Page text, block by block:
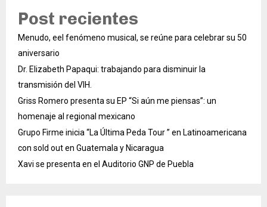
Post recientes
Menudo, eel fenómeno musical, se reúne para celebrar su 50
aniversario
Dr. Elizabeth Papaqui: trabajando para disminuir la
transmisión del VIH.
Griss Romero presenta su EP “Si aún me piensas”: un
homenaje al regional mexicano
Grupo Firme inicia “La Última Peda Tour ” en Latinoamericana
con sold out en Guatemala y Nicaragua
Xavi se presenta en el Auditorio GNP de Puebla